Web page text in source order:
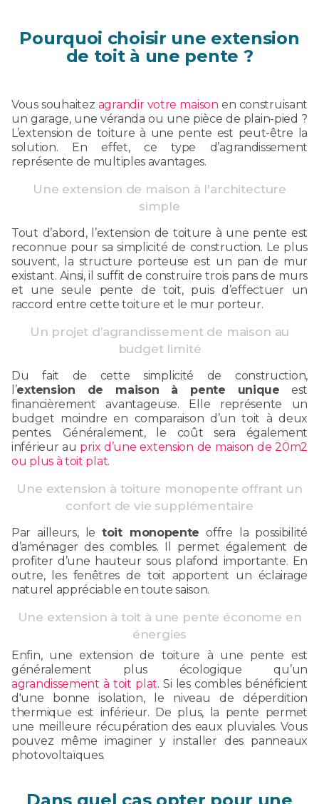
Pourquoi choisir une extension
de toit à une pente ?
Vous souhaitez agrandir votre maison en construisant
un garage, une véranda ou une pièce de plain-pied ?
L’extension de toiture à une pente est peut-être la
solution. En effet, ce type d’agrandissement
représente de multiples avantages.
Une extension de maison à l'architecture
simple
Tout d’abord, l’extension de toiture à une pente est
reconnue pour sa simplicité de construction. Le plus
souvent, la structure porteuse est un pan de mur
existant. Ainsi, il suffit de construire trois pans de murs
et une seule pente de toit, puis d’effectuer un
raccord entre cette toiture et le mur porteur.
Un projet d’agrandissement de maison au
budget limité
Du fait de cette simplicité de construction,
l’extension de maison à pente unique est
financièrement avantageuse. Elle représente un
budget moindre en comparaison d’un toit à deux
pentes. Généralement, le coût sera également
inférieur au prix d’une extension de maison de 20m2
ou plus à toit plat.
Une extension à toiture monopente offrant un
confort de vie supplémentaire
Par ailleurs, letoit monopente offre la possibilité
d’aménager des combles. Il permet également de
profiter d’une hauteur sous plafond importante. En
outre, les fenêtres de toit apportent un éclairage
naturel appréciable en toute saison.
Une extension à toit à une pente économe en
énergies
Enfin, une extension de toiture à une pente est
généralement plus écologique qu’un
agrandissement à toit plat. Si les combles bénéficient
d'une bonne isolation, le niveau de déperdition
thermique est inférieur. De plus, la pente permet
une meilleure récupération des eaux pluviales. Vous
pouvez même imaginer y installer des panneaux
photovoltaïques.
Dans quel cas opter pour une